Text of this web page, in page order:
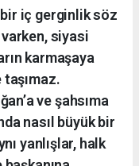
iç gerginlik söz
siyasi
karmaşaya
ve şahsıma
nasıl büyük bir
yanlışlar, halk